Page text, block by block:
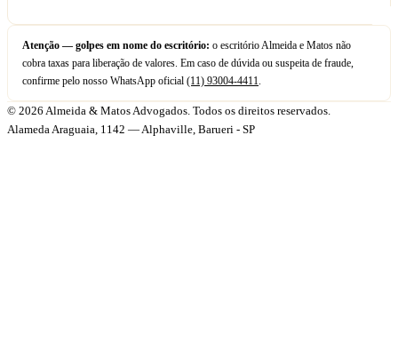
Atenção — golpes em nome do escritório: o escritório Almeida e Matos não
cobra taxas para liberação de valores. Em caso de dúvida ou suspeita de fraude,
confirme pelo nosso WhatsApp oficial (11) 93004-4411.
© 2026 Almeida & Matos Advogados. Todos os direitos reservados.
Alameda Araguaia, 1142 — Alphaville, Barueri - SP